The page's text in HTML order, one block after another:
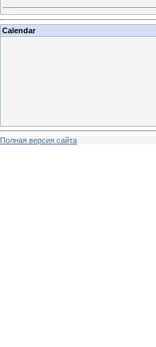
Calendar
Полная версия сайта